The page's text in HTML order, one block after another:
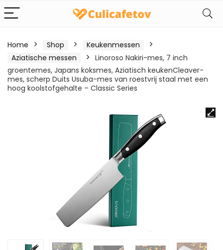
Home Shop
Keukenmessen
Aziatische messen
Linoroso Nakiri-mes, 7 inch
groentemes, Japans koksmes, Aziatisch keukenCleaver-
mes, scherp Duits Usuba-mes van roestvrij staal met een
hoog koolstofgehalte – Classic Series